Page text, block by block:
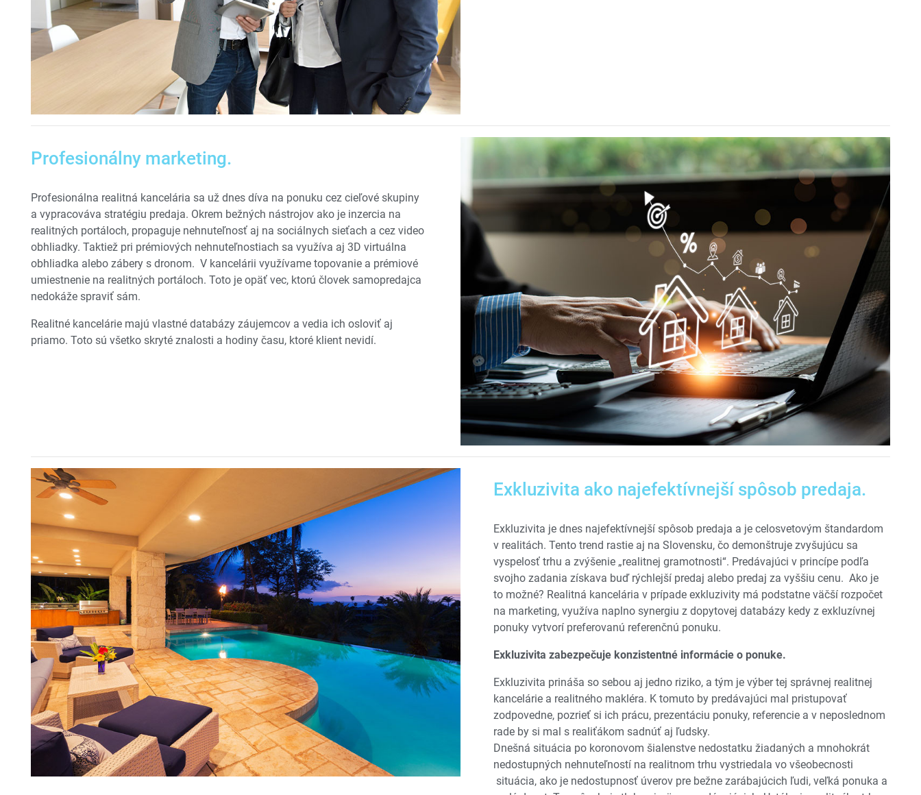
Profesionálny marketing.
Profesionálna realitná kancelária sa už dnes díva na ponuku cez cieľové skupiny
a vypracováva stratégiu predaja. Okrem bežných nástrojov ako je inzercia na
realitných portáloch, propaguje nehnuteľnosť aj na sociálnych sieťach a cez video
obhliadky. Taktiež pri prémiových nehnuteľnostiach sa využíva aj 3D virtuálna
obhliadka alebo zábery s dronom. V kancelárii využívame topovanie a prémiové
umiestnenie na realitných portáloch. Toto je opäť vec, ktorú človek samopredajca
nedokáže spraviť sám.
Realitné kancelárie majú vlastné databázy záujemcov a vedia ich osloviť aj
priamo. Toto sú všetko skryté znalosti a hodiny času, ktoré klient nevidí.
Exkluzivita ako najefektívnejší spôsob predaja.
Exkluzivita je dnes najefektívnejší spôsob predaja a je celosvetovým štandardom
v realitách. Tento trend rastie aj na Slovensku, čo demonštruje zvyšujúcu sa
vyspelosť trhu a zvýšenie „realitnej gramotnosti“. Predávajúci v princípe podľa
svojho zadania získava buď rýchlejší predaj alebo predaj za vyššiu cenu. Ako je
to možné? Realitná kancelária v prípade exkluzivity má podstatne väčší rozpočet
na marketing, využíva naplno synergiu z dopytovej databázy kedy z exkluzívnej
ponuky vytvorí preferovanú referenčnú ponuku.
Exkluzivita zabezpečuje konzistentné informácie o ponuke.
Exkluzivita prináša so sebou aj jedno riziko, a tým je výber tej správnej realitnej
kancelárie a realitného makléra. K tomuto by predávajúci mal pristupovať
zodpovedne, pozrieť si ich prácu, prezentáciu ponuky, referencie a v neposlednom
rade by si mal s realiťákom sadnúť aj ľudsky.
Dnešná situácia po koronovom šialenstve nedostatku žiadaných a mnohokrát
nedostupných nehnuteľností na realitnom trhu vystriedala vo všeobecnosti
situácia, ako je nedostupnosť úverov pre bežne zarábajúcich ľudi, veľká ponuka a